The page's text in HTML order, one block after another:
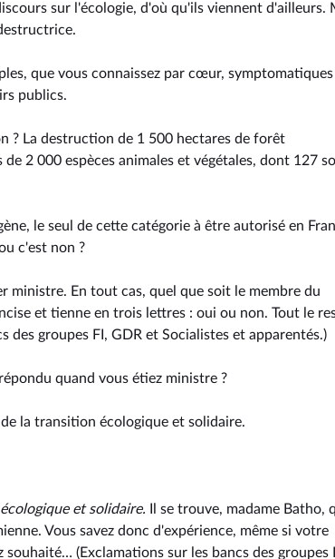
sur l'écologie, d'où qu'ils viennent d'ailleurs.
que vous connaissez par cœur, symptomatiques
publics.
? La destruction de 1 500 hectares de forêt
2 000 espèces animales et végétales, dont 127
le seul de cette catégorie à être autorisé en
c'est non ?
ministre. En tout cas, quel que soit le membre du
et tienne en trois lettres : oui ou non. Tout le
des groupes FI, GDR et Socialistes et apparentés.)
quand vous étiez ministre ?
la transition écologique et solidaire.
et solidaire.
Il se trouve, madame Batho,
Vous savez donc d'expérience, même si votre
(Exclamations sur les bancs des groupes